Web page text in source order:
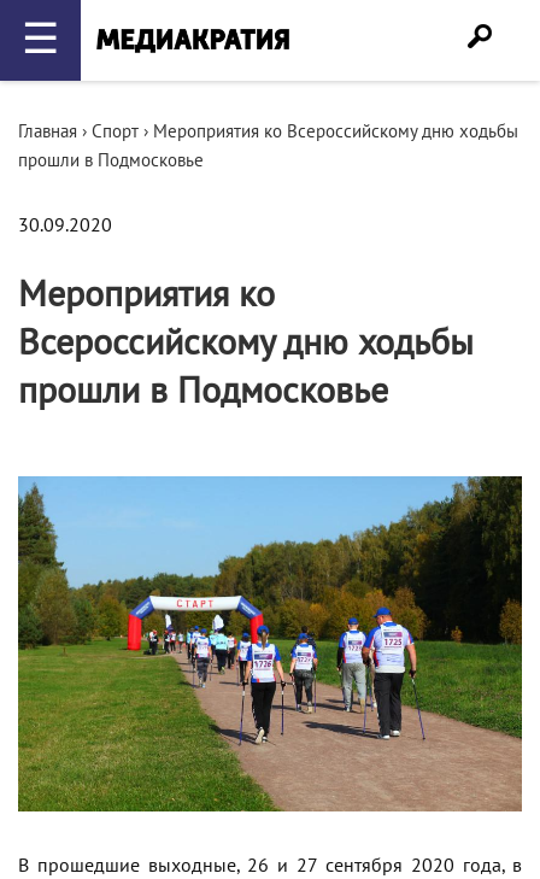
☰
Главная › Спорт › Мероприятия ко Всероссийскому дню ходьбы
прошли в Подмосковье
30.09.2020
Мероприятия ко
Всероссийскому дню ходьбы
прошли в Подмосковье
В прошедшие выходные, 26 и 27 сентября 2020 года, в